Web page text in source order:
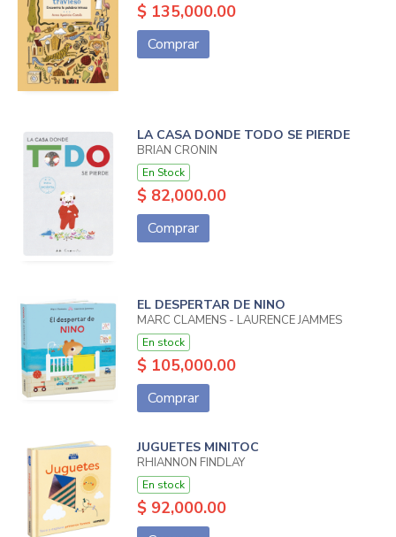
$ 135,000.00
Comprar
LA CASA DONDE TODO SE PIERDE
BRIAN CRONIN
En Stock
$ 82,000.00
Comprar
EL DESPERTAR DE NINO
MARC CLAMENS - LAURENCE JAMMES
En stock
$ 105,000.00
Comprar
JUGUETES MINITOC
RHIANNON FINDLAY
En stock
$ 92,000.00